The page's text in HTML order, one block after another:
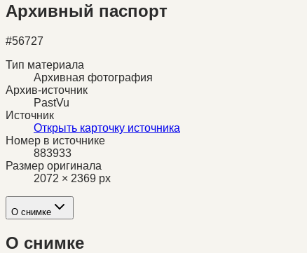
Архивный паспорт
#56727
Тип материала
Архивная фотография
Архив-источник
PastVu
Источник
Открыть карточку источника
Номер в источнике
883933
Размер оригинала
2072 × 2369 px
О снимке
О снимке